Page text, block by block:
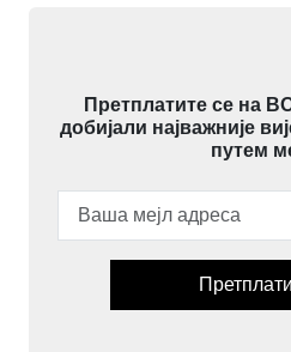
Претплатите се на
добијали најважније
путем